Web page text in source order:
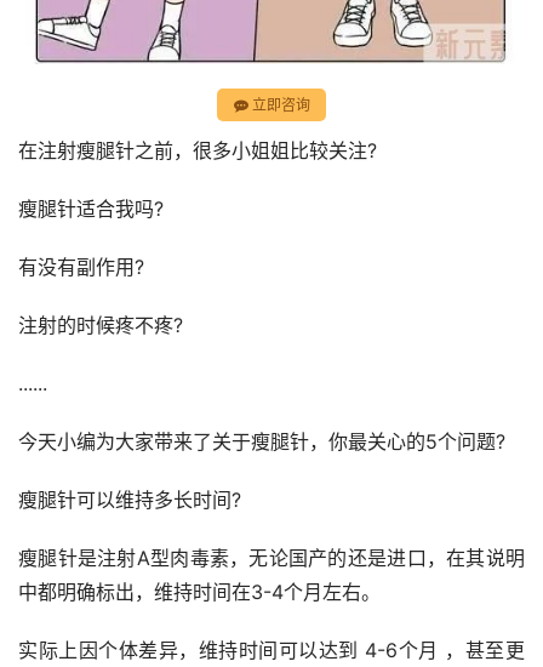
立即咨询
在注射瘦腿针之前，很多小姐姐比较关注?
瘦腿针适合我吗?
有没有副作用?
注射的时候疼不疼?
......
今天小编为大家带来了关于瘦腿针，你最关心的5个问题?
瘦腿针可以维持多长时间?
瘦腿针是注射A型肉毒素，无论国产的还是进口，在其说明
中都明确标出，维持时间在3-4个月左右。
实际上因个体差异，维持时间可以达到 4-6个月 ，甚至更